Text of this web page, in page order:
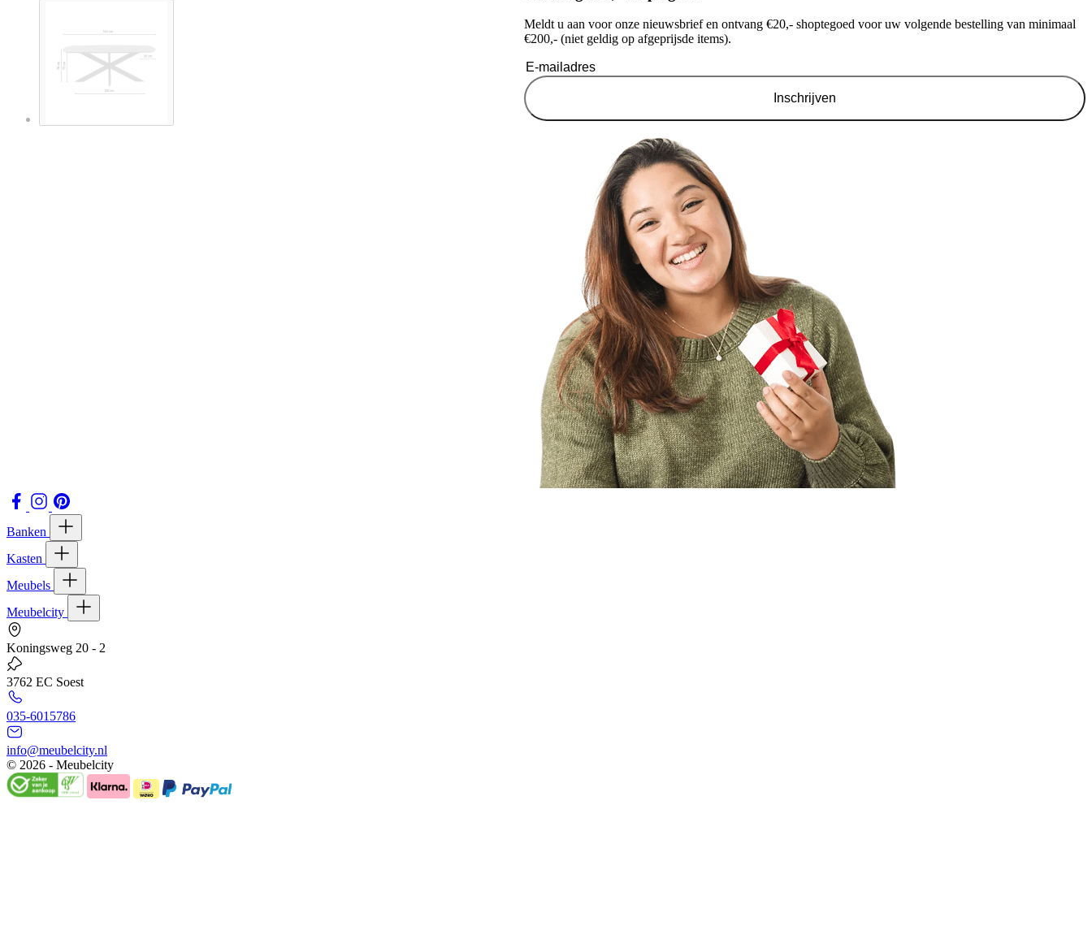
Meldt u aan voor onze nieuwsbrief en ontvang €20,- shoptegoed voor uw volgende bestelling van minimaal
€200,- (niet geldig op afgeprijsde items).
Inschrijven
Banken
Kasten
Meubels
Meubelcity
Koningsweg 20 - 2
3762 EC Soest
035-6015786
info@meubelcity.nl
© 2026 - Meubelcity